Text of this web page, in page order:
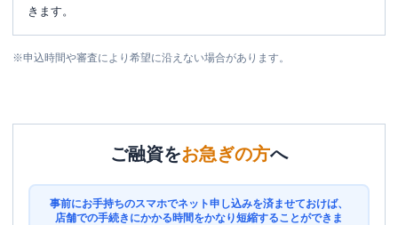
きます。
※申込時間や審査により希望に沿えない場合があります。
ご融資をお急ぎの方へ
事前にお手持ちのスマホでネット申し込みを済ませておけば、
店舗での手続きにかかる時間をかなり短縮することができま